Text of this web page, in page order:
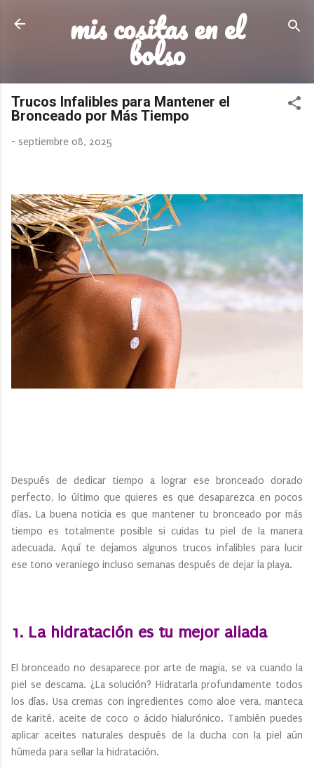
Ir al contenido principal
mis cositas en el
bolso
Trucos Infalibles para Mantener el
Bronceado por Más Tiempo
- septiembre 08, 2025
Después de dedicar tiempo a lograr ese bronceado dorado
perfecto, lo último que quieres es que desaparezca en pocos
días. La buena noticia es que mantener tu bronceado por más
tiempo es totalmente posible si cuidas tu piel de la manera
adecuada. Aquí te dejamos algunos trucos infalibles para lucir
ese tono veraniego incluso semanas después de dejar la playa.
1. La hidratación es tu mejor aliada
El bronceado no desaparece por arte de magia, se va cuando la
piel se descama. ¿La solución? Hidratarla profundamente todos
los días. Usa cremas con ingredientes como aloe vera, manteca
de karité, aceite de coco o ácido hialurónico. También puedes
aplicar aceites naturales después de la ducha con la piel aún
húmeda para sellar la hidratación.